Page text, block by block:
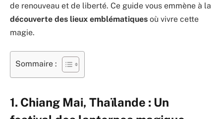
de renouveau et de liberté. Ce guide vous emmène à la
découverte des lieux emblématiques où vivre cette
magie.
Sommaire :
1. Chiang Mai, Thaïlande : Un